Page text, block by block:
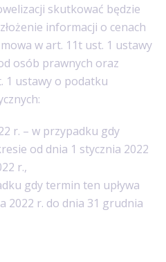
skutkować będzie
informacji o cenach
w art. 11t ust. 1 ustawy
osób prawnych oraz
1 ustawy o podatku
r. – w przypadku gdy
od dnia 1 stycznia 2022
r.,
gdy termin ten upływa
2022 r. do dnia 31 grudnia